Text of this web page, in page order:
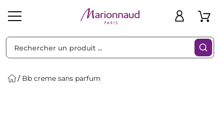
Bb creme sans parfum
Filtres